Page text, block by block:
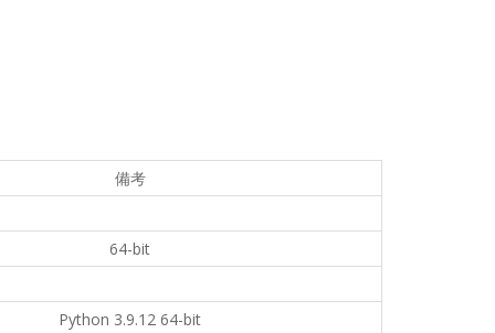
備考
64-bit
Python 3.9.12 64-bit